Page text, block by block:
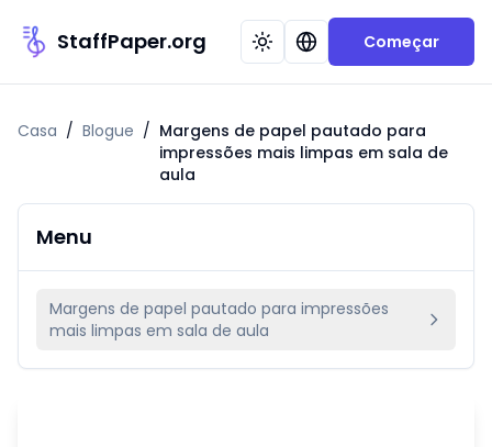
StaffPaper.org Começar
Casa / Blogue / Margens de papel pautado para
impressões mais limpas em sala de
aula
Menu
Margens de papel pautado para impressões
mais limpas em sala de aula